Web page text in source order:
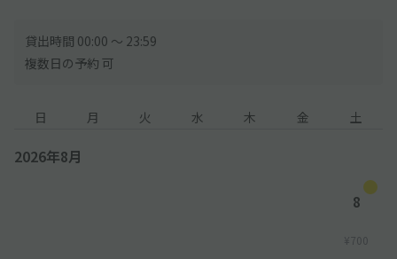
貸出時間 00:00 〜 23:59
複数日の予約 可
日 月 火 水 木 金 土
2026年8月
8
¥700